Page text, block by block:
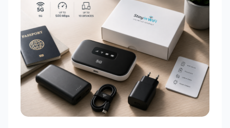
Notre forfait